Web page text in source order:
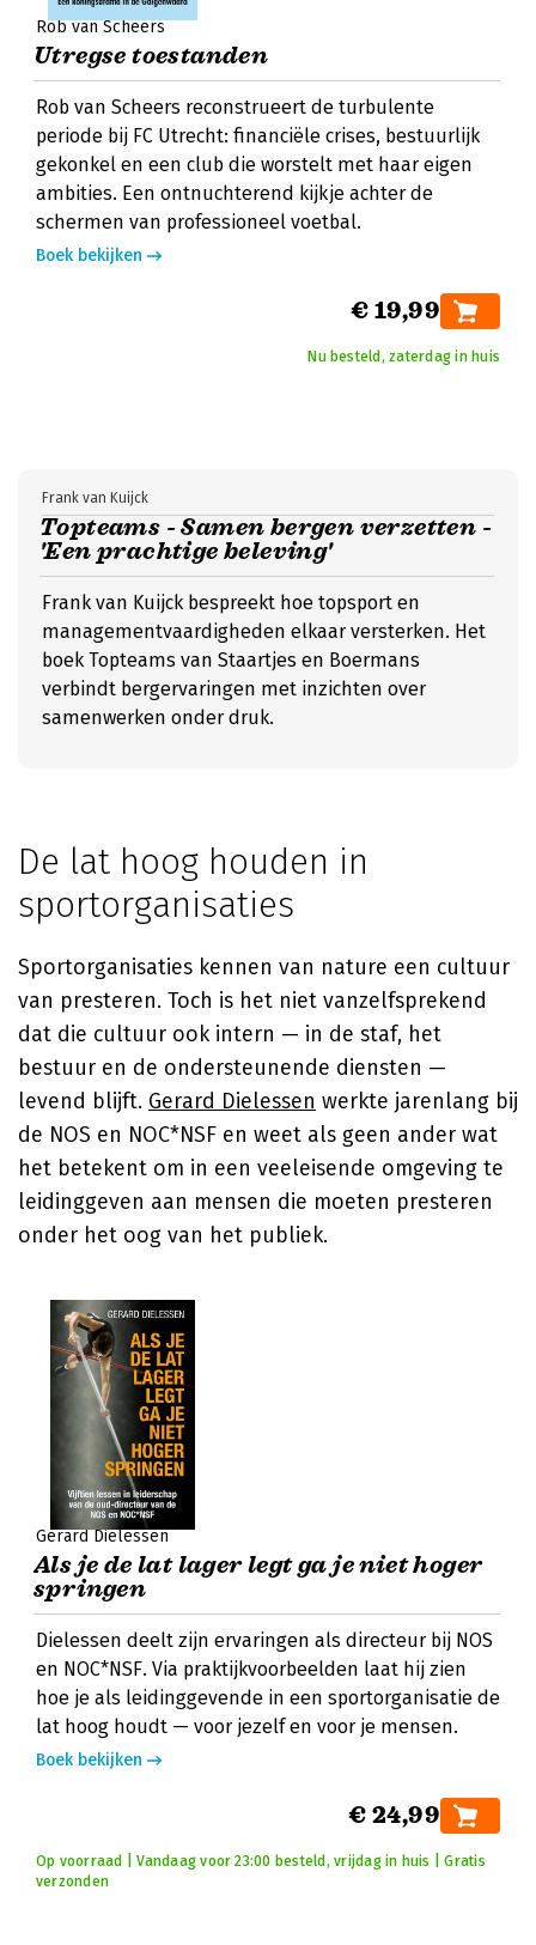
Rob van Scheers
Utregse toestanden
Rob van Scheers reconstrueert de turbulente
periode bij FC Utrecht: financiële crises, bestuurlijk
gekonkel en een club die worstelt met haar eigen
ambities. Een ontnuchterend kijkje achter de
schermen van professioneel voetbal.
Boek bekijken
€ 19,99
Nu besteld, zaterdag in huis
Topteams - Samen bergen verzetten -
'Een prachtige beleving'
Frank van Kuijck
Frank van Kuijck bespreekt hoe topsport en
managementvaardigheden elkaar versterken. Het
boek Topteams van Staartjes en Boermans
verbindt bergervaringen met inzichten over
samenwerken onder druk.
De lat hoog houden in
sportorganisaties
Sportorganisaties kennen van nature een cultuur
van presteren. Toch is het niet vanzelfsprekend
dat die cultuur ook intern — in de staf, het
bestuur en de ondersteunende diensten —
levend blijft. Gerard Dielessen werkte jarenlang bij
de NOS en NOC*NSF en weet als geen ander wat
het betekent om in een veeleisende omgeving te
leidinggeven aan mensen die moeten presteren
onder het oog van het publiek.
Gerard Dielessen
Als je de lat lager legt ga je niet hoger
springen
Dielessen deelt zijn ervaringen als directeur bij NOS
en NOC*NSF. Via praktijkvoorbeelden laat hij zien
hoe je als leidinggevende in een sportorganisatie de
lat hoog houdt — voor jezelf en voor je mensen.
Boek bekijken
€ 24,99
Op voorraad | Vandaag voor 23:00 besteld, vrijdag in huis | Gratis
verzonden